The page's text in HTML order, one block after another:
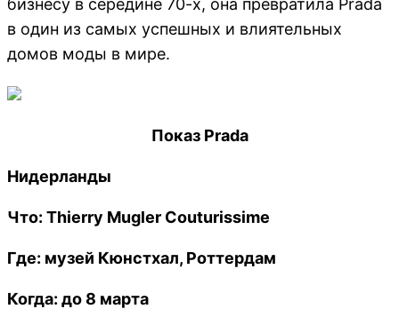
бизнесу в середине 70-х, она превратила Prada
в один из самых успешных и влиятельных
домов моды в мире.
Показ Prada
Нидерланды
Что: Thierry Mugler Couturissime
Где: музей Кюнстхал, Роттердам
Когда: до 8 марта